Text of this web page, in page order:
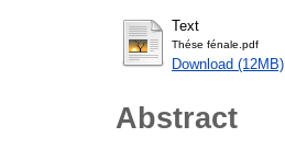
Text
Thése fénale.pdf
Download (12MB)
Abstract